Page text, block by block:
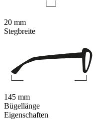
Eigenschaften
20 mm
Stegbreite
145 mm
Bügellänge